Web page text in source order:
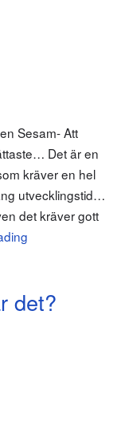
Sesam- Att
Det är en
kräver en hel
utvecklingstid…
det kräver gott
det?